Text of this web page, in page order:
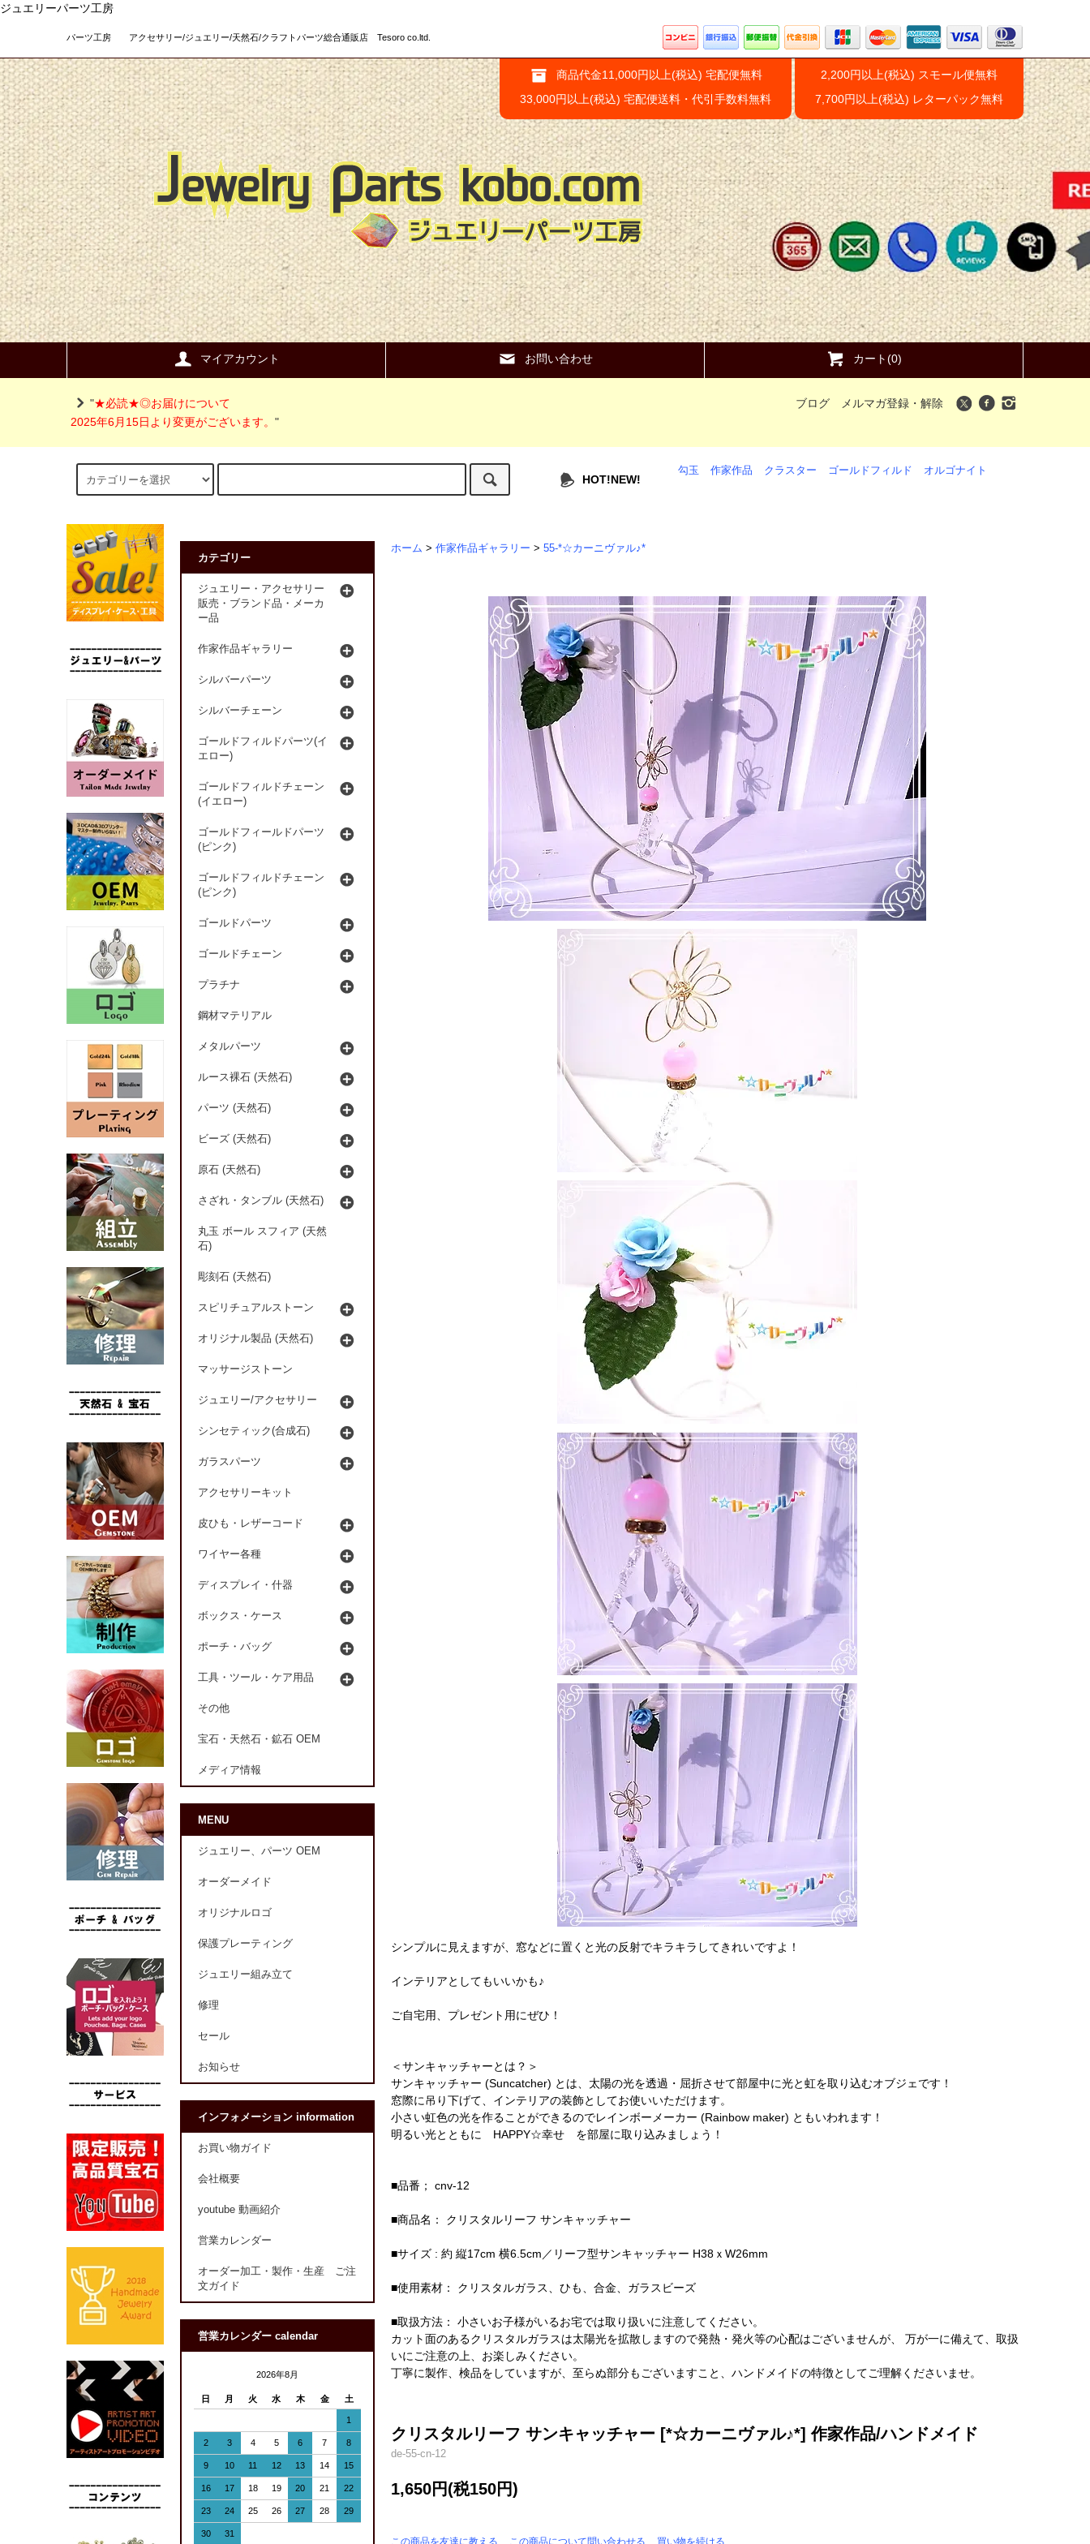
ジュエリーパーツ工房
パーツ工房 アクセサリー/ジュエリー/天然石/クラフトパーツ総合通販店 Tesoro co.ltd.
商品代金11,000円以上(税込) 宅配便無料
33,000円以上(税込) 宅配便送料・代引手数料無料
2,200円以上(税込) スモール便無料
7,700円以上(税込) レターパック無料
マイアカウント お問い合わせ カート(0)
"★必読★◎お届けについて
2025年6月15日より変更がございます。 "
ブログ メルマガ登録・解除
HOT!NEW!
勾玉 作家作品 クラスター ゴールドフィルド オルゴナイト
ホーム > 作家作品ギャラリー > 55-*☆カーニヴァル♪*
シンプルに見えますが、窓などに置くと光の反射でキラキラしてきれいですよ！
インテリアとしてもいいかも♪
ご自宅用、プレゼント用にぜひ！
＜サンキャッチャーとは？＞
サンキャッチャー (Suncatcher) とは、太陽の光を透過・屈折させて部屋中に光と虹を取り込むオブジェです！
窓際に吊り下げて、インテリアの装飾としてお使いいただけます。
小さい虹色の光を作ることができるのでレインボーメーカー (Rainbow maker) ともいわれます！
明るい光とともに HAPPY☆幸せ を部屋に取り込みましょう！
■品番； cnv-12
■商品名： クリスタルリーフ サンキャッチャー
■サイズ : 約 縦17cm 横6.5cm／リーフ型サンキャッチャー H38ｘW26mm
■使用素材： クリスタルガラス、ひも、合金、ガラスビーズ
■取扱方法： 小さいお子様がいるお宅では取り扱いに注意してください。
カット面のあるクリスタルガラスは太陽光を拡散しますので発熱・発火等の心配はございませんが、 万が一に備えて、取扱
いにご注意の上、お楽しみください。
丁寧に製作、検品をしていますが、至らぬ部分もございますこと、ハンドメイドの特徴としてご理解くださいませ。
クリスタルリーフ サンキャッチャー [*☆カーニヴァル♪*] 作家作品/ハンドメイド
de-55-cn-12
1,650円(税150円)
カテゴリー
ジュエリー・アクセサリー
販売・ブランド品・メーカ
ー品
作家作品ギャラリー
シルバーパーツ
シルバーチェーン
ゴールドフィルドパーツ(イ
エロー)
ゴールドフィルドチェーン
(イエロー)
ゴールドフィールドパーツ
(ピンク)
ゴールドフィルドチェーン
(ピンク)
ゴールドパーツ
ゴールドチェーン
プラチナ
鋼材マテリアル
メタルパーツ
ルース裸石 (天然石)
パーツ (天然石)
ビーズ (天然石)
原石 (天然石)
さざれ・タンブル (天然石)
丸玉 ボール スフィア (天然
石)
彫刻石 (天然石)
スピリチュアルストーン
オリジナル製品 (天然石)
マッサージストーン
ジュエリー/アクセサリー
シンセティック(合成石)
ガラスパーツ
アクセサリーキット
皮ひも・レザーコード
ワイヤー各種
ディスプレイ・什器
ボックス・ケース
ポーチ・バッグ
工具・ツール・ケア用品
その他
宝石・天然石・鉱石 OEM
メディア情報
MENU
ジュエリー、パーツ OEM
オーダーメイド
オリジナルロゴ
保護プレーティング
ジュエリー組み立て
修理
セール
お知らせ
インフォメーション information
お買い物ガイド
会社概要
youtube 動画紹介
営業カレンダー
オーダー加工・製作・生産 ご注
文ガイド
営業カレンダー calendar
2026年8月
日 月 火 水 木 金 土
1
2 3 4 5 6 7 8
9 10 11 12 13 14 15
16 17 18 19 20 21 22
23 24 25 26 27 28 29
30 31